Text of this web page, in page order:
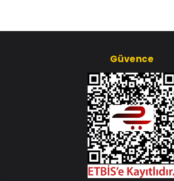
Güvence